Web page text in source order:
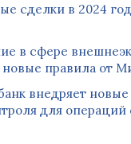
сделки в 2024
в сфере
новые правила от
внедряет
для